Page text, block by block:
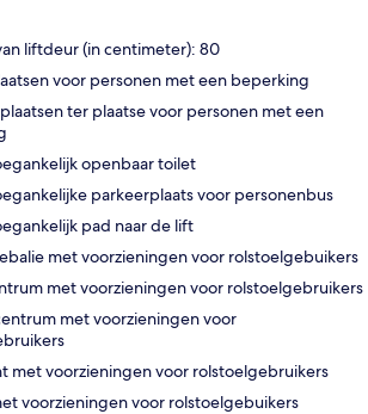
liftdeur (in centimeter): 80
voor personen met een beperking
ter plaatse voor personen met een
openbaar toilet
parkeerplaats voor personenbus
pad naar de lift
met voorzieningen voor rolstoelgebuikers
met voorzieningen voor rolstoelgebruikers
met voorzieningen voor
met voorzieningen voor rolstoelgebruikers
voorzieningen voor rolstoelgebuikers